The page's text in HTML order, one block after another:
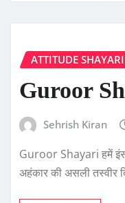
ATTITUDE SHAYARI
Guroor
Sehrish Kiran
Guroor Shayari हमें
अहंकार की असली तस्वीर